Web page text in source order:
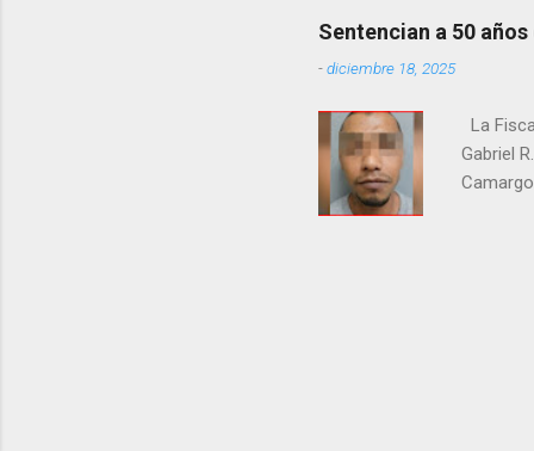
Sentencian a 50
-diciembre 18, 2025
La
Gabriel
junio